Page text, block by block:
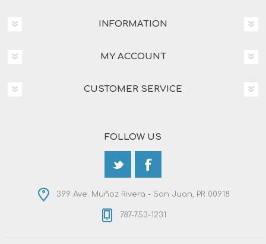
INFORMATION
MY ACCOUNT
CUSTOMER SERVICE
FOLLOW US
399 Ave. Muñoz Rivera - San Juan, PR 00918
787-753-1231